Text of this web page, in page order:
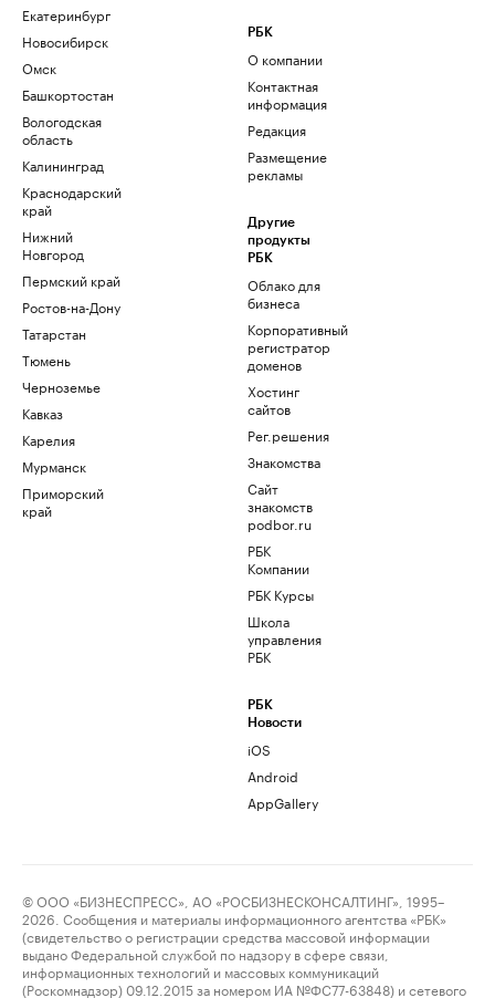
Екатеринбург
Новосибирск
Омск
Башкортостан
Вологодская
область
Калининград
Краснодарский
край
Нижний
Новгород
Пермский край
Ростов-на-Дону
Татарстан
Тюмень
Черноземье
Кавказ
Карелия
Мурманск
Приморский
край
РБК
О компании
Контактная
информация
Редакция
Размещение
рекламы
Другие
продукты
РБК
Облако для
бизнеса
Корпоративный
регистратор
доменов
Хостинг
сайтов
Рег.решения
Знакомства
Сайт
знакомств
podbor.ru
РБК
Компании
РБК Курсы
Школа
управления
РБК
РБК
Новости
iOS
Android
AppGallery
© ООО «БИЗНЕСПРЕСС», АО «РОСБИЗНЕСКОНСАЛТИНГ», 1995–
2026. Сообщения и материалы информационного агентства «РБК»
(свидетельство о регистрации средства массовой информации
выдано Федеральной службой по надзору в сфере связи,
информационных технологий и массовых коммуникаций
(Роскомнадзор) 09.12.2015 за номером ИА №ФС77-63848) и сетевого